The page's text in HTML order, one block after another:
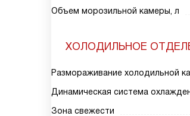
Объем морозильной камеры, л
ХОЛОДИЛЬНОЕ
Размораживание холодильной
Динамическая система
Зона свежести